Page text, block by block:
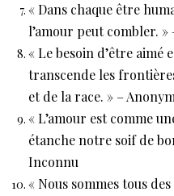
« Dans chaque être
l’amour peut combler.
« Le besoin d’être aimé
transcende les
et de la race. » –
« L’amour est comme
étanche notre soif de
Inconnu
« Nous sommes tous